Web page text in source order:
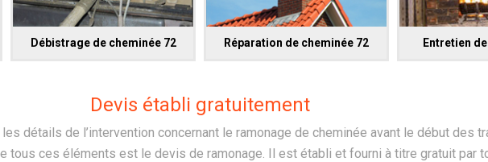
Débistrage de cheminée 72 Réparation de cheminée 72 Entretien
Devis établi gratuitement
détails de l’intervention concernant le ramonage de cheminée avant le début des
tous ces éléments est le devis de ramonage. Il est établi et fourni à titre gratuit par